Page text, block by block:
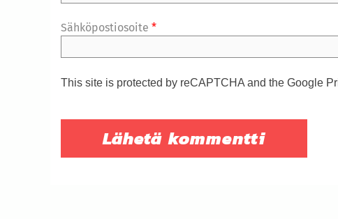
Sähköpostiosoite *
This site is protected by reCAPTCHA and the Google